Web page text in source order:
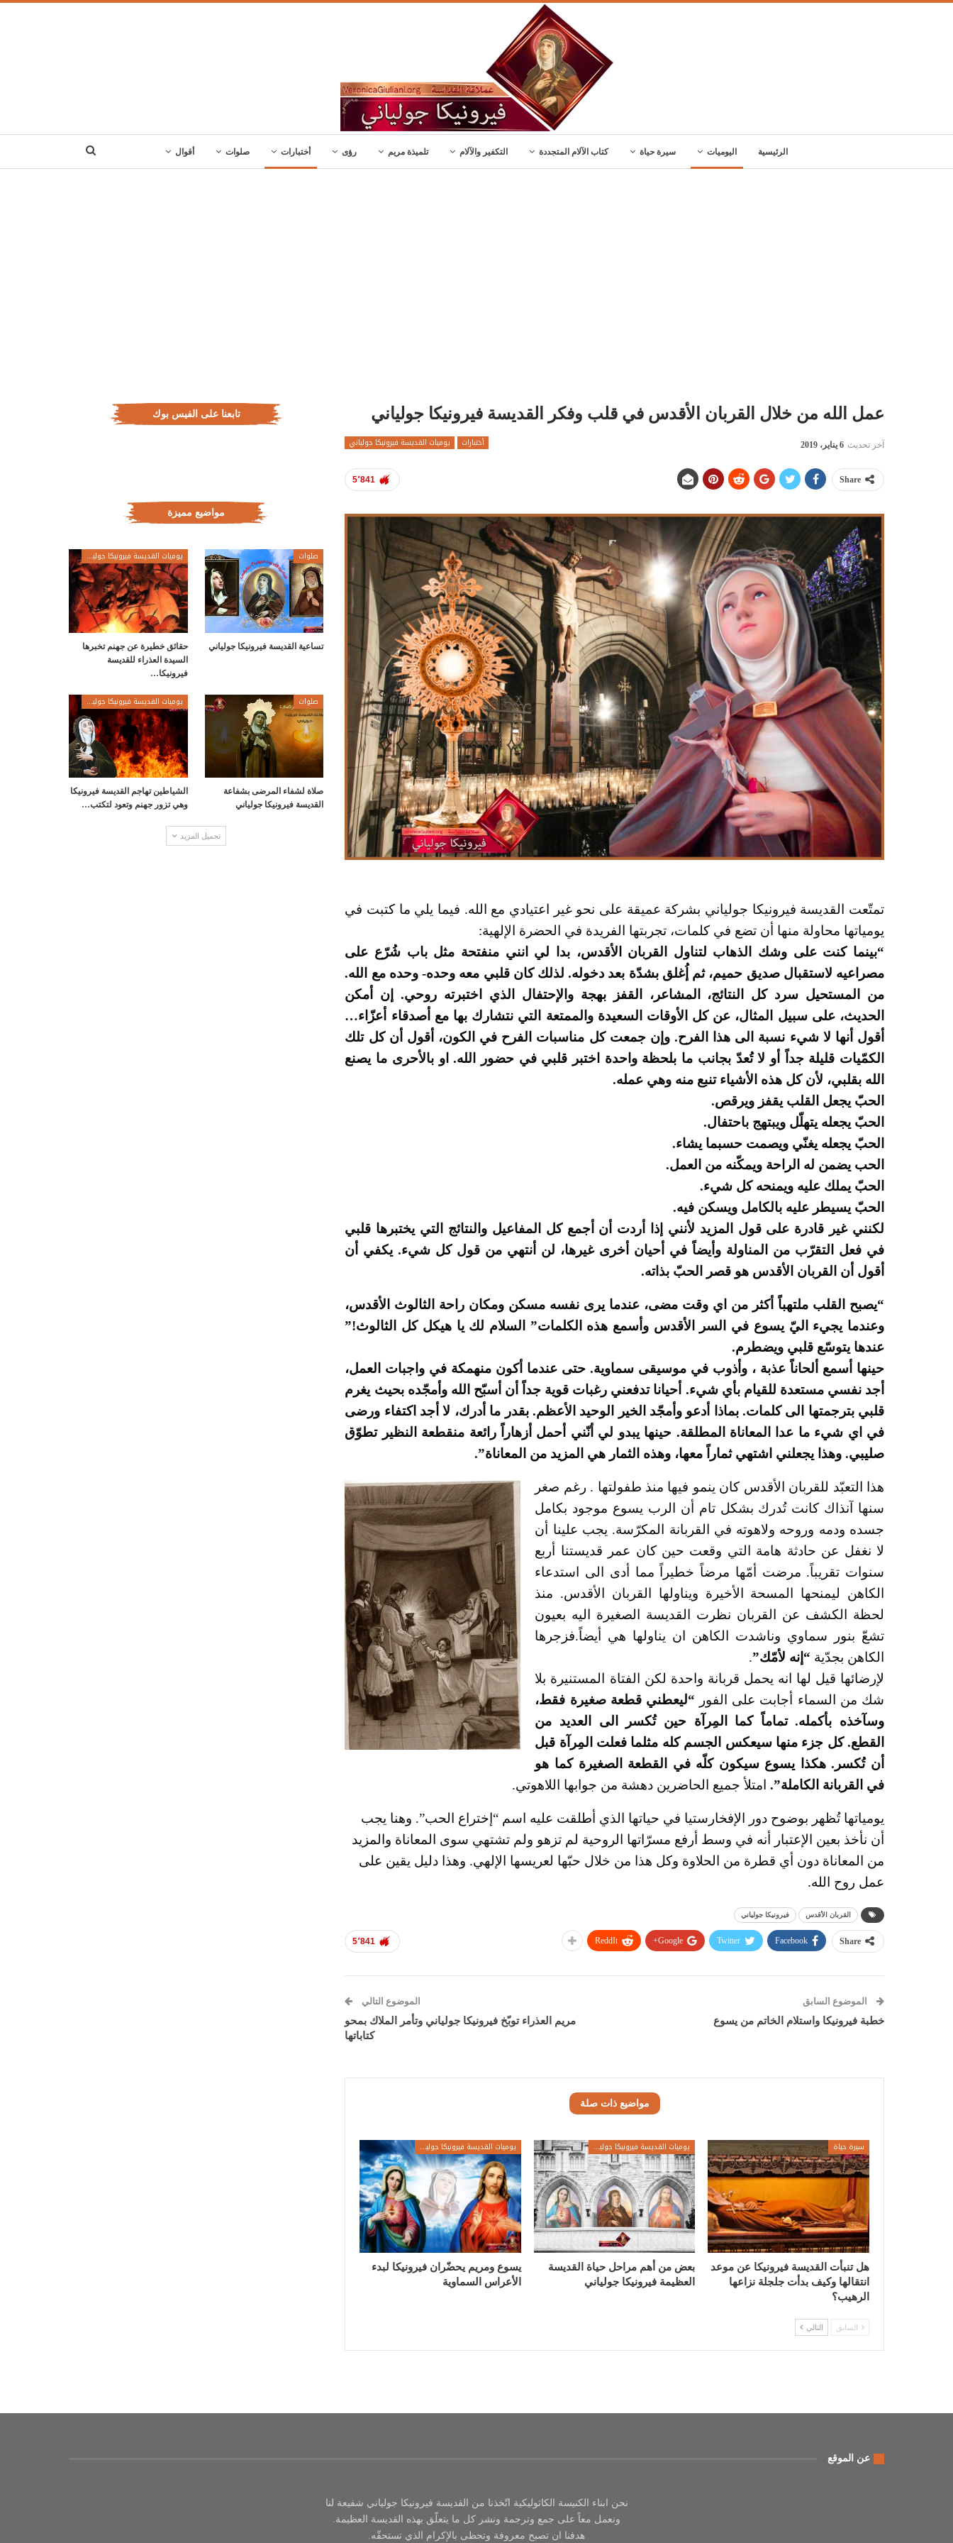
الرئيسية اليوميات سيرة حياة كتاب الآلام المتجددة التكفير والآلام تلميذة مريم رؤى أختبارات صلوات أقوال
عمل الله من خلال القربان الأقدس في قلب وفكر القديسة فيرونيكا جولياني
أختبارات يوميات القديسة فيرونيكا جولياني آخر تحديث 6 يناير، 2019
5٬841 Share
تمتّعت القديسة فيرونيكا جولياني بشركة عميقة على نحو غير اعتيادي مع الله. فيما يلي ما كتبت في
يومياتها محاولة منها أن تضع في كلمات، تجربتها الفريدة في الحضرة الإلهية:
“بينما كنت على وشك الذهاب لتناول القربان الأقدس، بدا لي انني منفتحة مثل باب شُرّع على
مصراعيه لاستقبال صديق حميم، ثم إُغلق بشدّة بعد دخوله. لذلك كان قلبي معه وحده- وحده مع الله.
من المستحيل سرد كل النتائج، المشاعر، القفز بهجة والإحتفال الذي اختبرته روحي. إن أمكن
الحديث، على سبيل المثال، عن كل الأوقات السعيدة والممتعة التي نتشارك بها مع أصدقاء أعزّاء…
أقول أنها لا شيء نسبة الى هذا الفرح. وإن جمعت كل مناسبات الفرح في الكون، أقول أن كل تلك
الكمّيات قليلة جداً أو لا تُعدّ بجانب ما بلحظة واحدة اختبر قلبي في حضور الله. او بالأحرى ما يصنع
الله بقلبي، لأن كل هذه الأشياء تنبع منه وهي عمله.
الحبّ يجعل القلب يقفز ويرقص.
الحبّ يجعله يتهلّل ويبتهج باحتفال.
الحبّ يجعله يغنّي ويصمت حسبما يشاء.
الحب يضمن له الراحة ويمكّنه من العمل.
الحبّ يملك عليه ويمنحه كل شيء.
الحبّ يسيطر عليه بالكامل ويسكن فيه.
لكنني غير قادرة على قول المزيد لأنني إذا أردت أن أجمع كل المفاعيل والنتائج التي يختبرها قلبي
في فعل التقرّب من المناولة وأيضاً في أحيان أخرى غيرها، لن أنتهي من قول كل شيء. يكفي أن
أقول أن القربان الأقدس هو قصر الحبّ بذاته.
“يصبح القلب ملتهباً أكثر من اي وقت مضى، عندما يرى نفسه مسكن ومكان راحة الثالوث الأقدس،
وعندما يجيء اليّ يسوع في السر الأقدس وأسمع هذه الكلمات” السلام لك يا هيكل كل الثالوث!”
عندها يتوسّع قلبي ويضطرم.
حينها أسمع ألحاناً عذبة ، وأذوب في موسيقى سماوية. حتى عندما أكون منهمكة في واجبات العمل،
أجد نفسي مستعدة للقيام بأي شيء. أحيانا تدفعني رغبات قوية جداً أن أسبّح الله وأمجّده بحيث يغرم
قلبي بترجمتها الى كلمات. بماذا أدعو وأمجّد الخير الوحيد الأعظم. بقدر ما أدرك، لا أجد اكتفاء ورضى
في اي شيء ما عدا المعاناة المطلقة. حينها يبدو لي أنّني أحمل أزهاراً رائعة منقطعة النظير تطوّق
صليبي. وهذا يجعلني اشتهي ثماراً معها، وهذه الثمار هي المزيد من المعاناة”.
هذا التعبّد للقربان الأقدس كان ينمو فيها منذ طفولتها . رغم صغر
سنها آنذاك كانت تُدرك بشكل تام أن الرب يسوع موجود بكامل
جسده ودمه وروحه ولاهوته في القربانة المكرّسة. يجب علينا أن
لا نغفل عن حادثة هامة التي وقعت حين كان عمر قديستنا أربع
سنوات تقريباً. مرضت أمّها مرضاً خطيراً مما أدى الى استدعاء
الكاهن ليمنحها المسحة الأخيرة ويناولها القربان الأقدس. منذ
لحظة الكشف عن القربان نظرت القديسة الصغيرة اليه بعيون
تشعّ بنور سماوي وناشدت الكاهن ان يناولها هي أيضاً.فزجرها
الكاهن بجدّية “إنه لأمّك”.
لإرضائها قيل لها انه يحمل قربانة واحدة لكن الفتاة المستنيرة بلا
شك من السماء أجابت على الفور “ليعطني قطعة صغيرة فقط،
وسآخذه بأكمله. تماماً كما المِرآة حين تُكسر الى العديد من
القطع. كل جزء منها سيعكس الجسم كله مثلما فعلت المِرآة قبل
أن تُكسر. هكذا يسوع سيكون كلّه في القطعة الصغيرة كما هو
في القربانة الكاملة”. امتلأ جميع الحاضرين دهشة من جوابها اللاهوتي.
يومياتها تُظهر بوضوح دور الإفخارستيا في حياتها الذي أطلقت عليه اسم “إختراع الحب”. وهنا يجب
أن نأخذ بعين الإعتبار أنه في وسط أرفع مسرّاتها الروحية لم تزهو ولم تشتهي سوى المعاناة والمزيد
من المعاناة دون أي قطرة من الحلاوة وكل هذا من خلال حبّها لعريسها الإلهي. وهذا دليل يقين على
عمل روح الله.
القربان الأقدس فيرونيكا جولياني
5٬841 Share
Facebook
Twitter
Google+
ReddIt
الموضوع السابق
خطبة فيرونيكا واستلام الخاتم من يسوع
الموضوع التالي
مريم العذراء توبّخ فيرونيكا جولياني وتأمر الملاك بمحو
كتاباتها
مواضيع ذات صلة
سيرة حياة
هل تنبأت القديسة فيرونيكا عن موعد
انتقالها وكيف بدأت جلجلة نزاعها
الرهيب؟
يوميات القديسة فيرونيكا جولياني
بعض من أهم مراحل حياة القديسة
العظيمة فيرونيكا جولياني
يوميات القديسة فيرونيكا جولياني
يسوع ومريم يحضّران فيرونيكا لبدء
الأعراس السماوية
السابق التالي
تابعنا على الفيس بوك
مواضيع مميزة
صلوات
تساعية القديسة فيرونيكا جولياني
يوميات القديسة فيرونيكا جولياني
حقائق خطيرة عن جهنم تخبرها
السيدة العذراء للقديسة
فيرونيكا…
صلوات
صلاة لشفاء المرضى بشفاعة
القديسة فيرونيكا جولياني
يوميات القديسة فيرونيكا جولياني
الشياطين تهاجم القديسة فيرونيكا
وهي تزور جهنم وتعود لتكتب…
تحميل المزيد
عن الموقع
نحن ابناء الكنيسة الكاثوليكية اتّخذنا من القديسة فيرونيكا جولياني شفيعة لنا
ونعمل معاً على جمع وترجمة ونشر كل ما يتعلّق بهذه القديسة العظيمة.
هدفنا ان تصبح معروفة وتحظى بالإكرام الذي تستحقّه.